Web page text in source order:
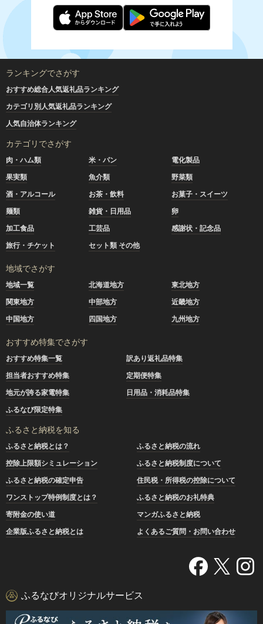
ランキングでさがす
おすすめ総合人気返礼品ランキング
カテゴリ別人気返礼品ランキング
人気自治体ランキング
カテゴリでさがす
肉・ハム類 米・パン
電化製品
果実類
魚介類
野菜類
酒・アルコール
お茶・飲料
お菓子・スイーツ
麺類
雑貨・日用品
卵
加工食品
工芸品
感謝状・記念品
旅行・チケット
セット類 その他
地域でさがす
地域一覧 北海道地方
東北地方
関東地方
中部地方
近畿地方
中国地方
四国地方 九州地方
おすすめ特集でさがす
おすすめ特集一覧
訳あり返礼品特集
担当者おすすめ特集
定期便特集
地元が誇る家電特集
日用品・消耗品特集
ふるなび限定特集
ふるさと納税を知る
ふるさと納税とは？
ふるさと納税の流れ
控除上限額シミュレーション
ふるさと納税制度について
ふるさと納税の確定申告
住民税・所得税の控除について
ワンストップ特例制度とは？
ふるさと納税のお礼特典
寄附金の使い道
マンガふるさと納税
企業版ふるさと納税とは
よくあるご質問・お問い合わせ
ふるなびオリジナルサービス